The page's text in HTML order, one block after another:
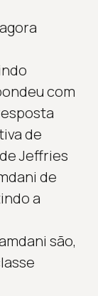
com
de
Jeffries
de
a
são,